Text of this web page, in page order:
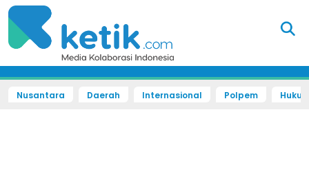
Nusantara Daerah Internasional Polpem